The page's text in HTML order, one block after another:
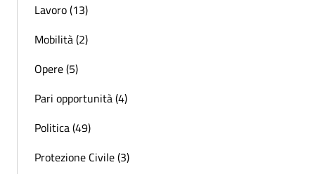
Lavoro (13)
Mobilità (2)
Opere (5)
Pari opportunità (4)
Politica (49)
Protezione Civile (3)